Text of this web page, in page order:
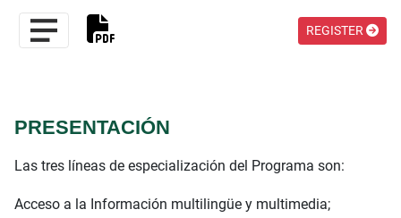
REGISTER
PRESENTACIÓN
Las tres líneas de especialización del Programa son:
Acceso a la Información multilingüe y multimedia;